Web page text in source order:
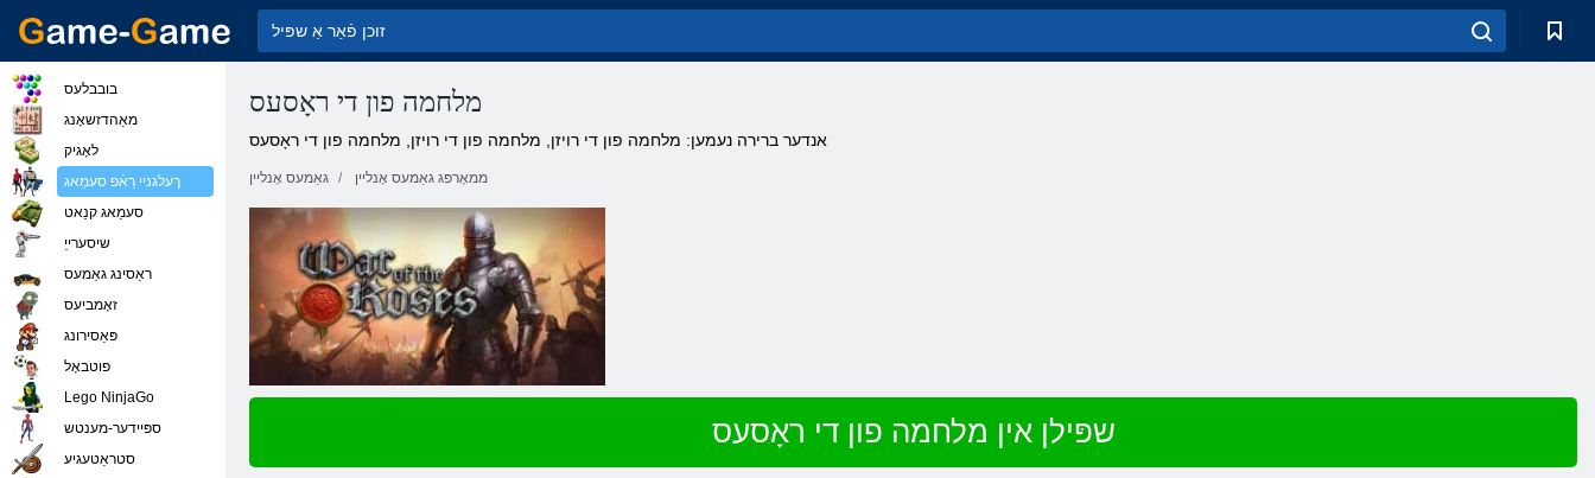
מלחמה פון די ראָסעס
אנדער ברירה נעמען: מלחמה פון די רויזן, מלחמה פון די רויזן, מלחמה פון די ראָסעס
גאַמעס אָנליין ממאָרפּג גאַמעס אָנליין
שפּילן אין מלחמה פון די ראָסעס
בובבלעס
מאַהדזשאָנג
לאָגיק
ךעלגניי רַאֿפ סעמַאג
סעמַאג קנַאט
שיסערייַ
ראַסינג גאַמעס
זאָמביעס
פּאַסירונג
פוטבאָל
Lego NinjaGo
ספּיידער-מענטש
סטראַטעגיע